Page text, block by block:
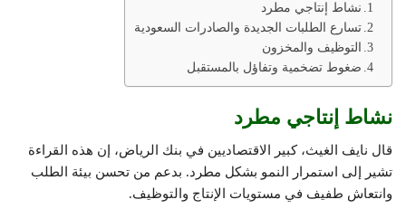
نشاط إنتاجي مطرد
تسارع الطلبات الجديدة والصادرات السعودية
التوظيف والمخزون
ضغوط تضخمية وتفاؤل بالمستقبل
نشاط إنتاجي مطرد
قال نايف الغيث، كبير الاقتصاديين في بنك الرياض، إن هذه القراءة
تشير إلى استمرار النمو بشكل مطرد. بدعم من تحسن بيئة الطلب
وانتعاش طفيف في مستويات الإنتاج والتوظيف.